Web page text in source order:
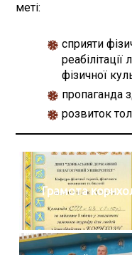
меті:
сприяти
фізичної
пропаганда
розвиток
Грамота